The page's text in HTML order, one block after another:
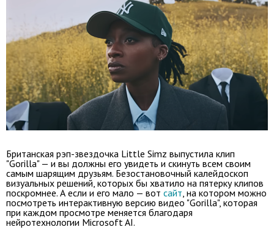
Британская рэп-звездочка Little Simz выпустила клип
"Gorilla" — и вы должны его увидеть и скинуть всем своим
самым шарящим друзьям. Безостановочный калейдоскоп
визуальных решений, которых бы хватило на пятерку клипов
поскромнее. А если и его мало — вот сайт, на котором можно
посмотреть интерактивную версию видео "Gorilla", которая
при каждом просмотре меняется благодаря
нейротехнологии Microsoft AI.